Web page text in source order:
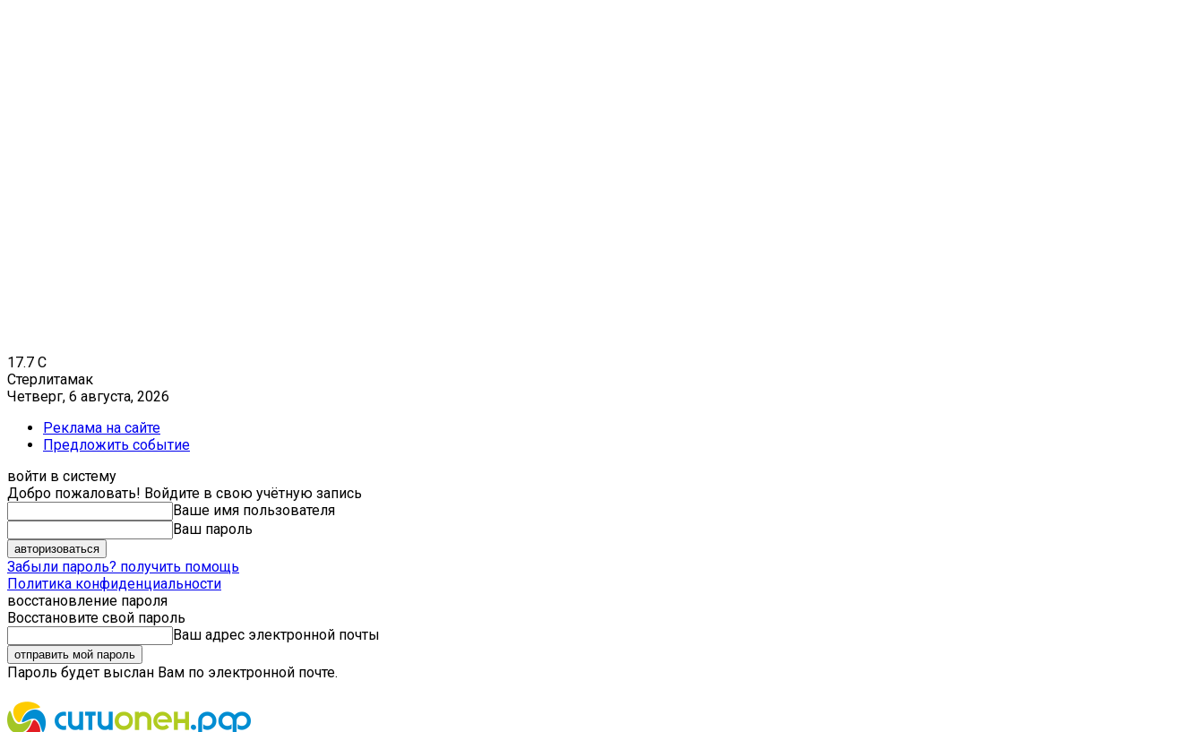
17.7 C
Стерлитамак
Четверг, 6 августа, 2026
Реклама на сайте
Предложить событие
войти в систему
Добро пожаловать! Войдите в свою учётную запись
Ваше имя пользователя
Ваш пароль
Забыли пароль? получить помощь
Политика конфиденциальности
восстановление пароля
Восстановите свой пароль
Ваш адрес электронной почты
Пароль будет выслан Вам по электронной почте.